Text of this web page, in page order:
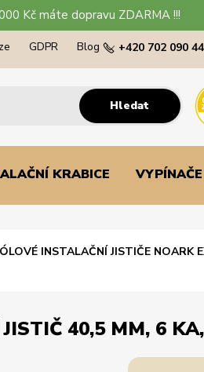
Kč máte dopravu ZDARMA !!!
GDPR Blog
Hledat
+420 702 090
KRABICE
INSTALAČNÍ JISTIČE NOARK
40,5 MM, 6